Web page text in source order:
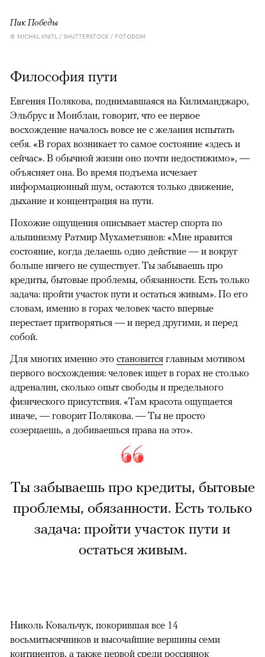
Пик Победы
© MICHAL KNITL / SHUTTERSTOCK / FOTODOM
Философия пути
Евгения Полякова, поднимавшаяся на Килиманджаро,
Эльбрус и Монблан, говорит, что ее первое
восхождение началось вовсе не с желания испытать
себя. «В горах возникает то самое состояние «здесь и
сейчас». В обычной жизни оно почти недостижимо», —
объясняет она. Во время подъема исчезает
информационный шум, остаются только движение,
дыхание и концентрация на пути.
Похожие ощущения описывает мастер спорта по
альпинизму Ратмир Мухаметзянов: «Мне нравится
состояние, когда делаешь одно действие — и вокруг
больше ничего не существует. Ты забываешь про
кредиты, бытовые проблемы, обязанности. Есть только
задача: пройти участок пути и остаться живым». По его
словам, именно в горах человек часто впервые
перестает притворяться — и перед другими, и перед
собой.
Для многих именно это становится главным мотивом
первого восхождения: человек ищет в горах не столько
адреналин, сколько опыт свободы и предельного
физического присутствия. «Там красота ощущается
иначе, — говорит Полякова. — Ты не просто
созерцаешь, а добиваешься права на это».
Ты забываешь про кредиты, бытовые
проблемы, обязанности. Есть только
задача: пройти участок пути и
остаться живым.
Николь Ковальчук, покорившая все 14
восьмитысячников и высочайшие вершины семи
континентов, а также первой среди россиянок